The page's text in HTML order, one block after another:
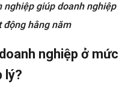
nghiệp giúp doanh nghiệp
động hằng năm
nghiệp ở mức
lý?